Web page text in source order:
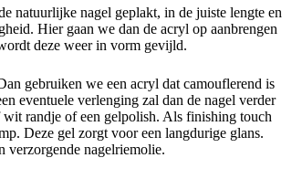
natuurlijke nagel geplakt, in de juiste lengte en
Hier gaan we dan de acryl op aanbrengen
deze weer in vorm gevijld.
gebruiken we een acryl dat camouflerend is
eventuele verlenging zal dan de nagel verder
randje of een gelpolish. Als finishing touch
Deze gel zorgt voor een langdurige glans.
verzorgende nagelriemolie.